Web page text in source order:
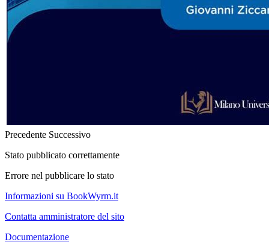
Precedente Successivo
Stato pubblicato correttamente
Errore nel pubblicare lo stato
Informazioni su BookWyrm.it
Contatta amministratore del sito
Documentazione